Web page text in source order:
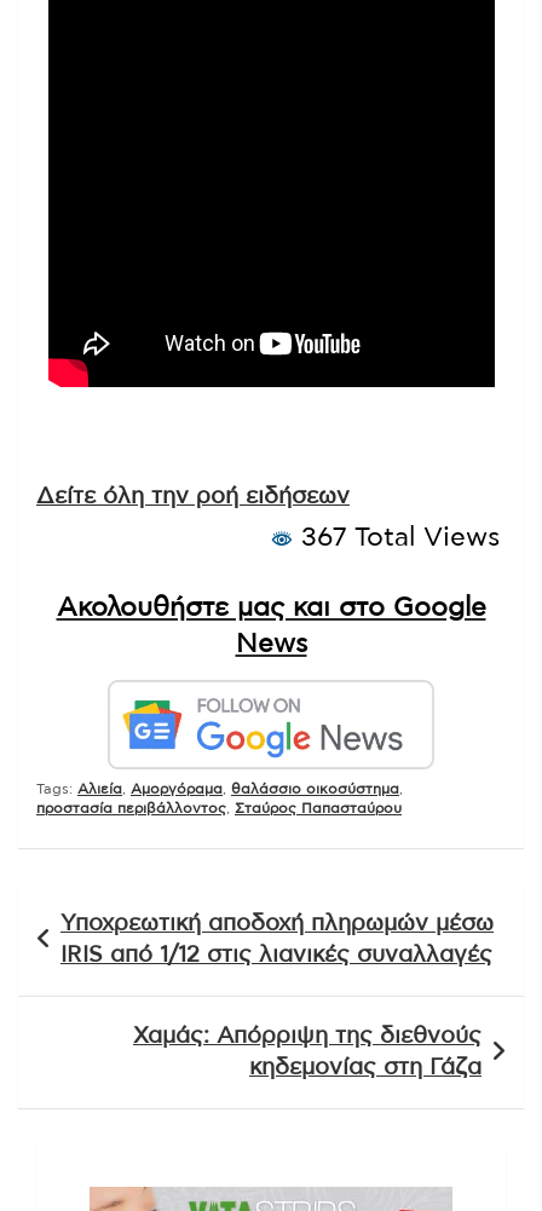
Δείτε όλη την ροή ειδήσεων
367 Total Views
Ακολουθήστε μας και στο Google
News
Tags: Αλιεία Αμοργόραμα θαλάσσιο οικοσύστημα
προστασία περιβάλλοντος
Σταύρος Παπασταύρου
άρθρων
Υποχρεωτική αποδοχή πληρωμών μέσω
IRIS από 1/12 στις λιανικές συναλλαγές
Χαμάς: Απόρριψη της διεθνούς
κηδεμονίας στη Γάζα